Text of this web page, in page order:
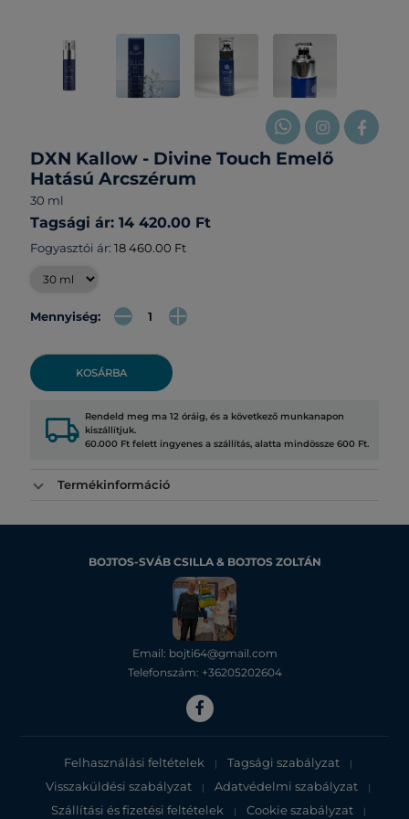
DXN Kallow - Divine Touch Emelő
Hatású Arcszérum
30 ml
Tagsági ár: 14 420.00 Ft
Fogyasztói ár: 18 460.00 Ft
Mennyiség:
KOSÁRBA
local_shipping Rendeld meg ma 12 óráig, és a következő munkanapon
kiszállítjuk.
60.000 Ft felett ingyenes a szállítás, alatta mindössze 600 Ft.
Termékinformáció
BOJTOS-SVÁB CSILLA & BOJTOS ZOLTÁN
Email: bojti64@gmail.com
Telefonszám: +36205202604
Felhasználási feltételek | Tagsági szabályzat |
Visszaküldési szabályzat | Adatvédelmi szabályzat |
Szállítási és fizetési feltételek | Cookie szabályzat |